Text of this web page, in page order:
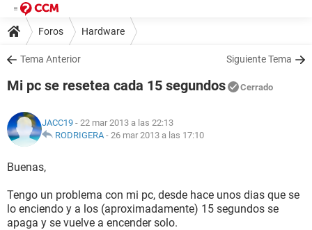
Foros Hardware
Tema Anterior Siguiente Tema
Mi pc se resetea cada 15 segundos Cerrado
JACC19 - 22 mar 2013 a las 22:13
RODRIGERA- 26 mar 2013 a las 17:10
Buenas,
Tengo un problema con mi pc, desde hace unos dias que se
lo enciendo y a los (aproximadamente) 15 segundos se
apaga y se vuelve a encender solo.